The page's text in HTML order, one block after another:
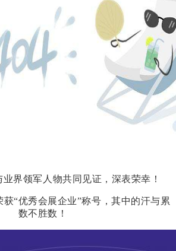
界领军人物共同见证，深表荣幸！
“优秀会展企业”称号，其中的汗与累
数不胜数！